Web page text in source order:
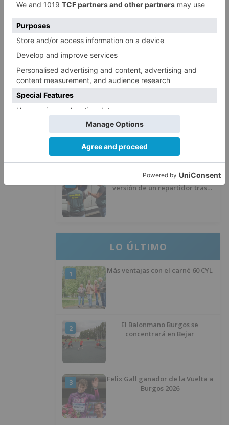
2
inicio de la senda peatonal y
ciclista
3
Un hombre de 80 años resulta
herido en Burgos tras la colisión
entre un turismo y un camión
La provincia de Burgos celebra
el día de su patrón
La Guardia Civil desmonta la
versión de un repartidor tras
LO ÚLTIMO
1 Más ventajas con el carné 60 CYL
2
El Balonmano Burgos se
concentrará en Bejar
3
Felix Gall ganador de la Vuelta a
Burgos 2026